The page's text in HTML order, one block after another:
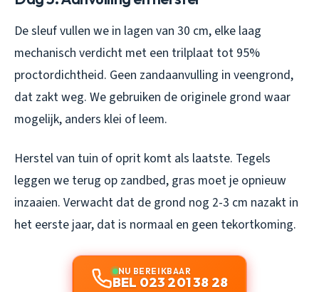
De sleuf vullen we in lagen van 30 cm, elke laag
mechanisch verdicht met een trilplaat tot 95%
proctordichtheid. Geen zandaanvulling in veengrond,
dat zakt weg. We gebruiken de originele grond waar
mogelijk, anders klei of leem.
Herstel van tuin of oprit komt als laatste. Tegels
leggen we terug op zandbed, gras moet je opnieuw
inzaaien. Verwacht dat de grond nog 2-3 cm nazakt in
het eerste jaar, dat is normaal en geen tekortkoming.
NU BEREIKBAAR
BEL 023 201 38 28